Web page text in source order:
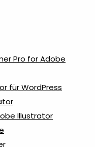
Pro for Adobe
für WordPress
Illustrator